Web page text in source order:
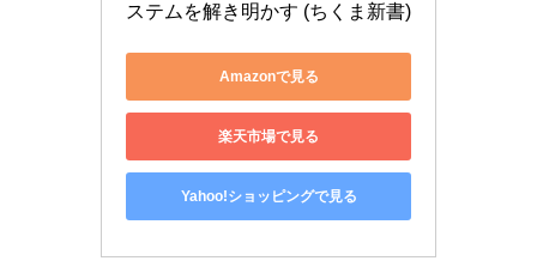
ステムを解き明かす (ちくま新書)
Amazonで見る
楽天市場で見る
Yahoo!ショッピングで見る